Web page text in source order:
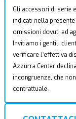
Gli accessori di serie
indicati nella
omissioni dovuti ad
Invitiamo i gentili
verificare l’effettiva
Azzurra Center
incongruenze, che
contrattuale.